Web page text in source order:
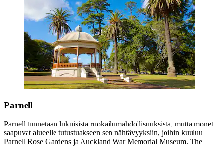
Parnell
Parnell tunnetaan lukuisista ruokailumahdollisuuksista, mutta monet
saapuvat alueelle tutustuakseen sen nähtävyyksiin, joihin kuuluu
Parnell Rose Gardens ja Auckland War Memorial Museum. The